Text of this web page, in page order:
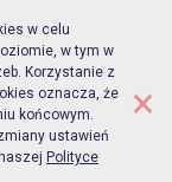
w celu
w tym w
Korzystanie z
oznacza, że
końcowym.
ustawień
Polityce
×